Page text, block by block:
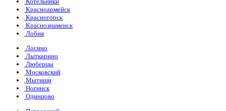
Красноармейск
Красногорск
Краснознаменск
Лобня
Лосино
Лыткарино
Люберцы
Московский
Мытищи
Ногинск
Одинцово